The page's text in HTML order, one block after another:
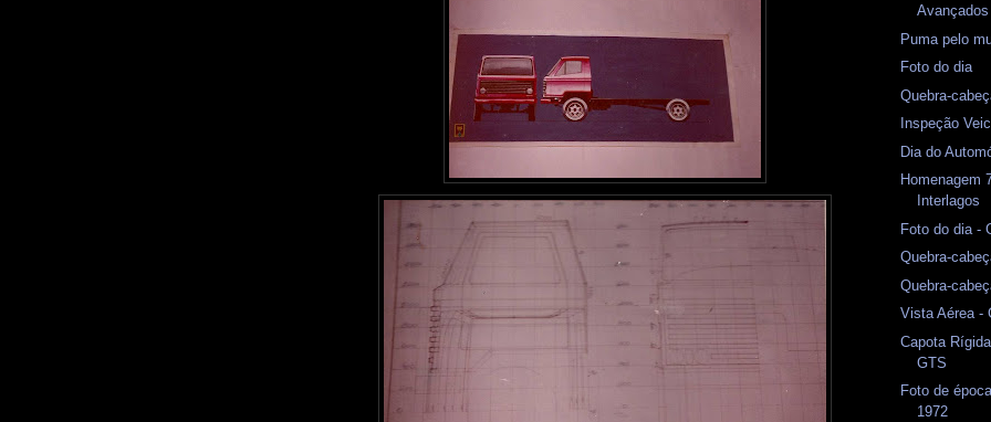
Avançados
Puma pelo
Foto do dia
Quebra-
Inspeção
Dia do
Homenagem
Interlagos
Foto do dia -
Quebra-
Quebra-
Vista Aérea -
Capota
GTS
Foto de
1972